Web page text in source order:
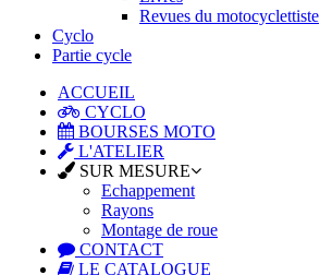
Revues du motocyclettiste
Cyclo
Partie cycle
ACCUEIL
CYCLO
BOURSES MOTO
L'ATELIER
SUR MESURE
Echappement
Rayons
Montage de roue
CONTACT
LE CATALOGUE